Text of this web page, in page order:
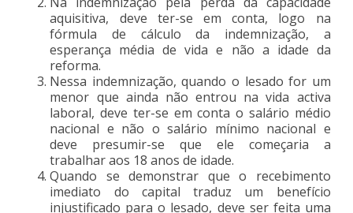
aquisitiva, deve ter-se em conta, logo na
fórmula de cálculo da indemnização, a
esperança média de vida e não a idade da
reforma.
Nessa indemnização, quando o lesado for um
menor que ainda não entrou na vida activa
laboral, deve ter-se em conta o salário médio
nacional e não o salário mínimo nacional e
deve presumir-se que ele começaria a
trabalhar aos 18 anos de idade.
Quando se demonstrar que o recebimento
imediato do capital traduz um benefício
injustificado para o lesado, deve ser feita uma